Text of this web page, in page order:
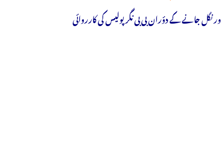
ورنگل جانے کے دؤران بی بی نگر پولیس کی کارروائی